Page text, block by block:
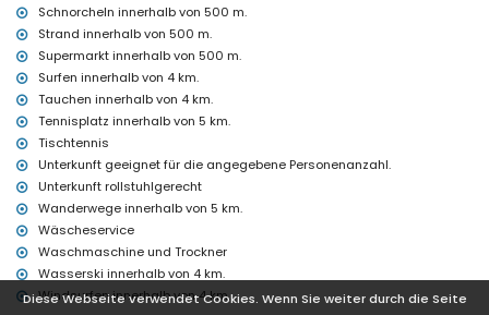
Diese Webseite verwendet Cookies. Wenn Sie weiter durch die Seite
Sehenswürdigkeiten und Kultur in Moraira, Costa Blanca
Kirche (Iglesia Parroquial de Santa Catalina), Burg (Castell de
Moraira), Ruine (Castell de Moraira), Denkmal (Torre de Vigía del
Cap d'Or) und historischer Ort (Centro histórico) (innerhalb von 5
Kilometern von der Unterkunft)
Museum (Ecomuseo Cemroqt L'almassera) (innerhalb von 10
Kilometern von der Unterkunft)
Sport
Angeln und Schnorcheln (innerhalb von 1000 Metern von der Villa)
Tennis, Golf (Club de Golf Ifach), Wandern, Mountainbiking,
Radfahren, Kanufahren, Kajakfahren, Tauchen, Surfen, Windsurfen
und Wasserski (innerhalb von 5 Kilometern von der Villa)
Klettern (innerhalb von 10 Kilometern von der Villa)
Schnorcheln innerhalb von 500 m.
Strand innerhalb von 500 m.
Supermarkt innerhalb von 500 m.
Surfen innerhalb von 4 km.
Tauchen innerhalb von 4 km.
Tennisplatz innerhalb von 5 km.
Tischtennis
Unterkunft geeignet für die angegebene Personenanzahl.
Unterkunft rollstuhlgerecht
Wanderwege innerhalb von 5 km.
Wäscheservice
Waschmaschine und Trockner
Wasserski innerhalb von 4 km.
Windsurfen innerhalb von 4 km.